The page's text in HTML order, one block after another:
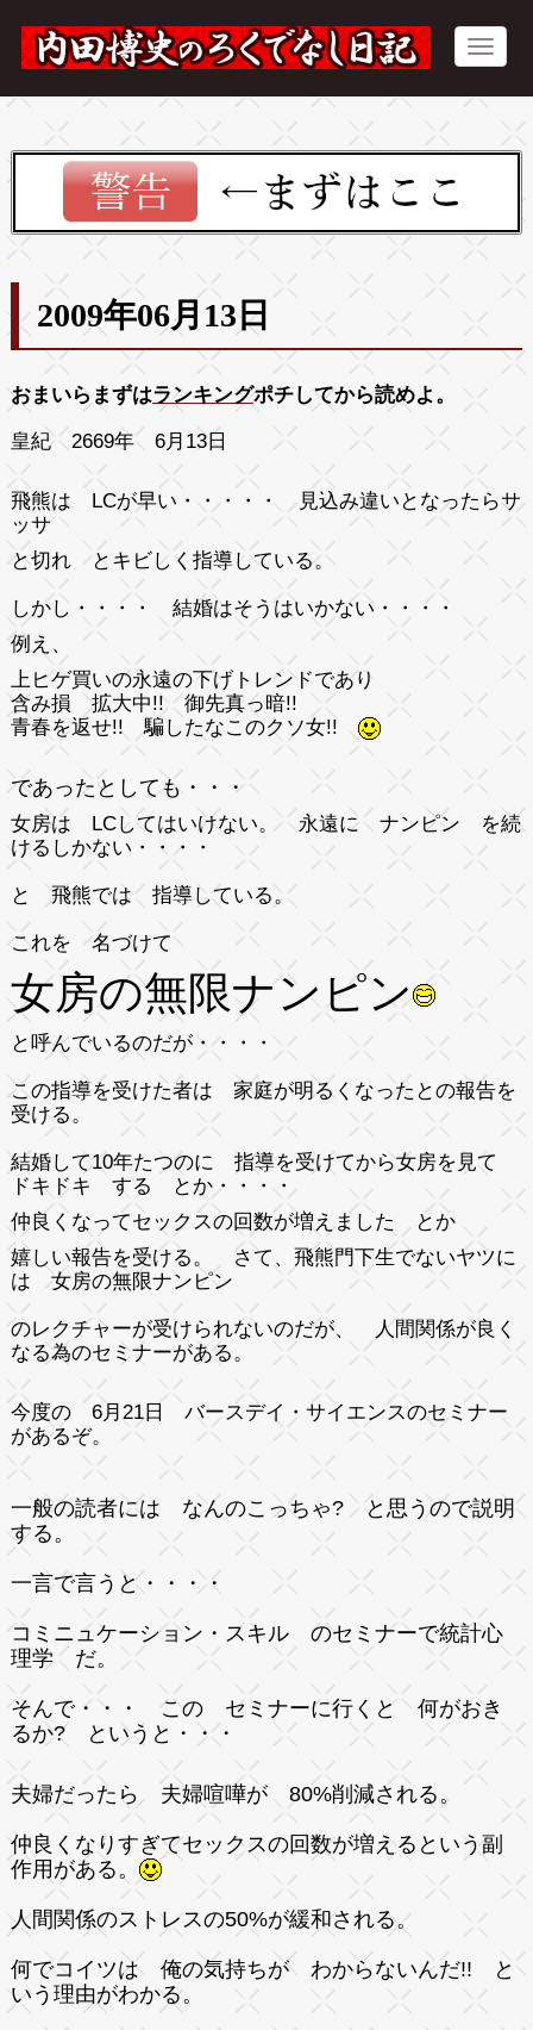
2009年06月13日
おまいらまずはランキングポチしてから読めよ。
皇紀 2669年 6月13日
飛熊は LCが早い・・・・・ 見込み違いとなったらサ
ッサ
と切れ とキビしく指導している。
しかし・・・・ 結婚はそうはいかない・・・・
例え、
上ヒゲ買いの永遠の下げトレンドであり
含み損 拡大中!! 御先真っ暗!!
青春を返せ!! 騙したなこのクソ女!!
であったとしても・・・
女房は LCしてはいけない。 永遠に ナンピン を続
けるしかない・・・・
と 飛熊では 指導している。
これを 名づけて
女房の無限ナンピン
と呼んでいるのだが・・・・
この指導を受けた者は 家庭が明るくなったとの報告を
受ける。
結婚して10年たつのに 指導を受けてから女房を見て
ドキドキ する とか・・・・
仲良くなってセックスの回数が増えました とか
嬉しい報告を受ける。
さて、飛熊門下生でないヤツに
は 女房の無限ナンピン
のレクチャーが受けられないのだが、 人間関係が良く
なる為のセミナーがある。
今度の 6月21日 バースデイ・サイエンスのセミナー
があるぞ。
一般の読者には なんのこっちゃ? と思うので説明
する。
一言で言うと・・・・
コミニュケーション・スキル のセミナーで統計心
理学 だ。
そんで・・・ この セミナーに行くと 何がおき
るか? というと・・・
夫婦だったら 夫婦喧嘩が 80%削減される。
仲良くなりすぎてセックスの回数が増えるという副
作用がある。
人間関係のストレスの50%が緩和される。
何でコイツは 俺の気持ちが わからないんだ!! と
いう理由がわかる。